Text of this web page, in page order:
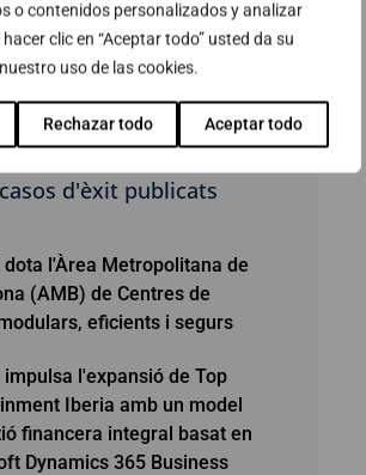
o contenidos personalizados y analizar
clic en “Aceptar todo” usted da su
uso de las cookies.
Rechazar todo Aceptar todo
de Smart City.
d'èxit publicats
dota l'Àrea Metropolitana de
(AMB) de Centres de
eficients i segurs
impulsa l'expansió de Top
Iberia amb un model
financera integral basat en
Dynamics 365 Business